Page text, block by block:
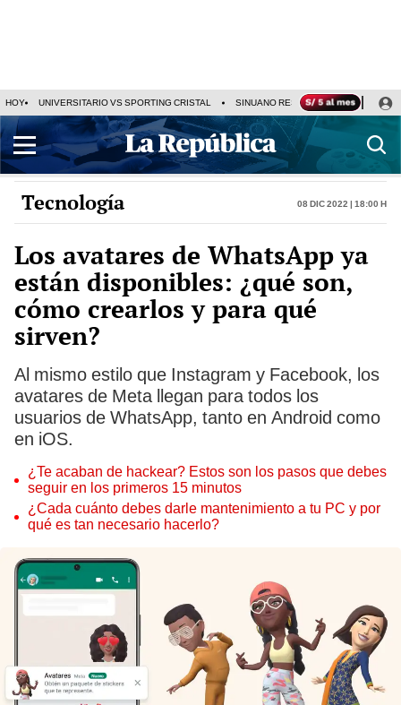
HOY UNIVERSITARIO VS SPORTING CRISTAL SINUANO RESULTADOS HOY
Tecnología 08 Dic 2022 | 18:00 h
Los avatares de WhatsApp ya
están disponibles: ¿qué son,
cómo crearlos y para qué
sirven?
Al mismo estilo que Instagram y Facebook, los
avatares de Meta llegan para todos los
usuarios de WhatsApp, tanto en Android como
en iOS.
¿Te acaban de hackear? Estos son los pasos que debes
seguir en los primeros 15 minutos
¿Cada cuánto debes darle mantenimiento a tu PC y por
qué es tan necesario hacerlo?